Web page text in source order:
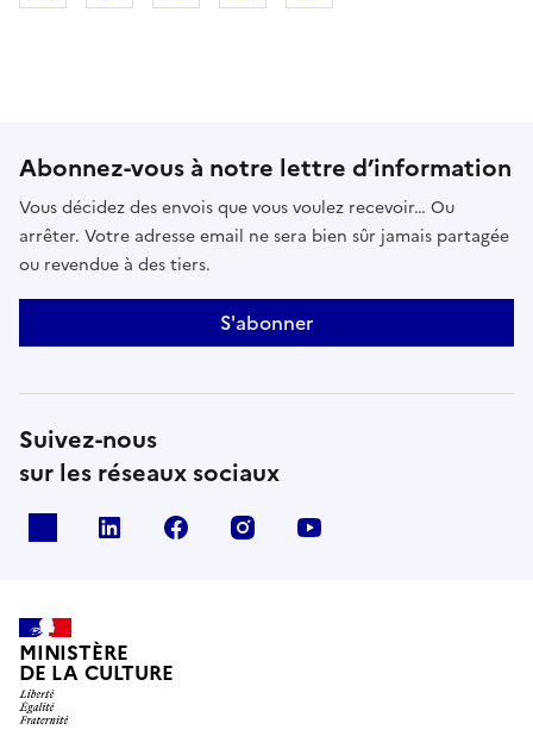
Abonnez-vous à notre lettre d’information
Vous décidez des envois que vous voulez recevoir… Ou
arrêter. Votre adresse email ne sera bien sûr jamais partagée
ou revendue à des tiers.
S'abonner
Suivez-nous
sur les réseaux sociaux
linkedin facebook instagram
MINISTÈRE
DE LA CULTURE